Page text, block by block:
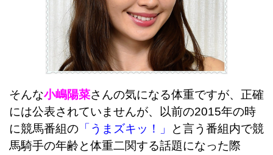
そんな小嶋陽菜さんの気になる体重ですが、正確
には公表されていませんが、以前の2015年の時
に競馬番組の 「うまズキッ！」
と言う番組内で競
馬騎手の年齢と体重二関する話題になった際